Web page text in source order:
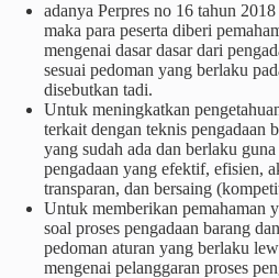
adanya Perpres no 16 tahun
maka para peserta diberi
mengenai dasar dasar dari
sesuai pedoman yang berlaku
disebutkan tadi.
Untuk meningkatkan
terkait dengan teknis pengadaan
yang sudah ada dan berlaku
pengadaan yang efektif, efisien,
transparan, dan bersaing
Untuk memberikan pemahaman
soal proses pengadaan barang
pedoman aturan yang berlaku
mengenai pelanggaran proses